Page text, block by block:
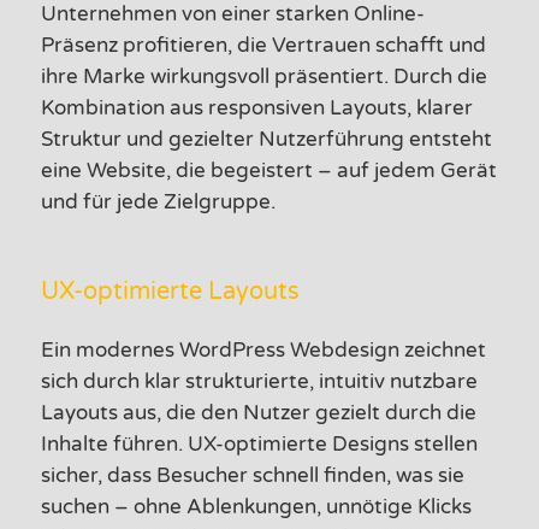
Unternehmen von einer starken Online-
Präsenz profitieren, die Vertrauen schafft und
ihre Marke wirkungsvoll präsentiert. Durch die
Kombination aus responsiven Layouts, klarer
Struktur und gezielter Nutzerführung entsteht
eine Website, die begeistert – auf jedem Gerät
und für jede Zielgruppe.
UX-optimierte Layouts
Ein modernes WordPress Webdesign zeichnet
sich durch klar strukturierte, intuitiv nutzbare
Layouts aus, die den Nutzer gezielt durch die
Inhalte führen. UX-optimierte Designs stellen
sicher, dass Besucher schnell finden, was sie
suchen – ohne Ablenkungen, unnötige Klicks